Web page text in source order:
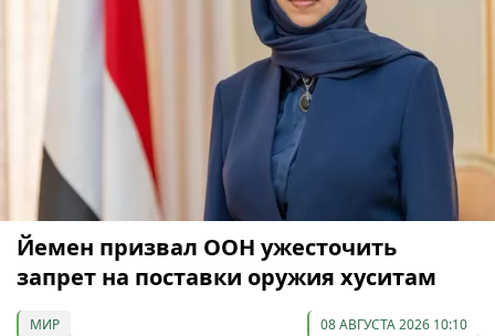
Йемен призвал ООН ужесточить
запрет на поставки оружия хуситам
МИР 08 АВГУСТА 2026 10:10